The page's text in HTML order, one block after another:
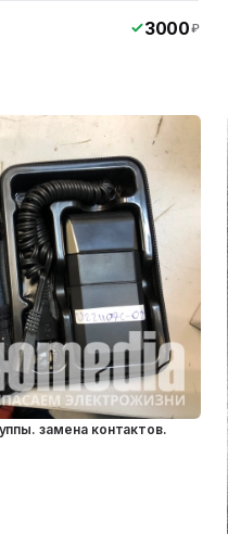
3000₽
замена контактов.